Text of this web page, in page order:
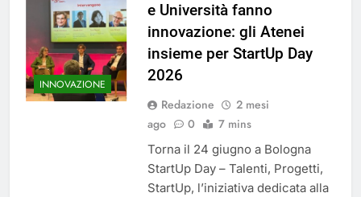
INNOVAZIONE
e Università fanno
innovazione: gli Atenei
insieme per StartUp Day
2026
Redazione
2 mesi
ago
0 7 mins
Torna il 24 giugno a Bologna
StartUp Day – Talenti, Progetti,
StartUp, l’iniziativa dedicata alla